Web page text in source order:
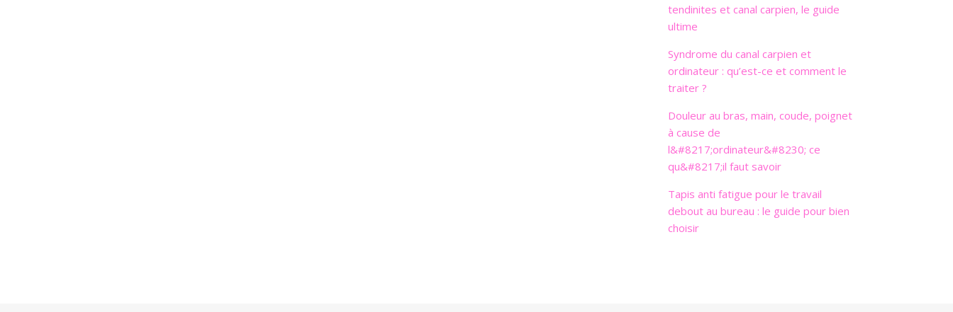
tendinites et canal carpien, le guide
ultime
Syndrome du canal carpien et
ordinateur : qu’est-ce et comment le
traiter ?
Douleur au bras, main, coude, poignet
à cause de
l&#8217;ordinateur&#8230; ce
qu&#8217;il faut savoir
Tapis anti fatigue pour le travail
debout au bureau : le guide pour bien
choisir